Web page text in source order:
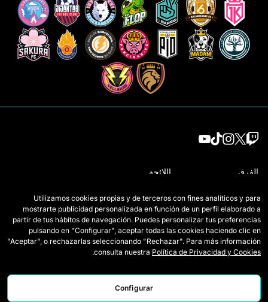
الفرق
لاعبات الدرافت
وايلد كاردز
المباريات
الترتيب
اللائحة
كيف تُلعب Queens
التذاكر
اعتمادات الصحافة
اتصل بنا
Utilizamos cookies propias y de terceros con fines analíticos y para
mostrarte publicidad personalizada en función de un perfil elaborado a
partir de tus hábitos de navegación. Puedes personalizar tus preferencias
pulsando en "Configurar", aceptar todas las cookies haciendo clic en
"Aceptar", o rechazarlas seleccionando "Rechazar". Para más información
consulta nuestra Política de Privacidad y Cookies
.
Configurar